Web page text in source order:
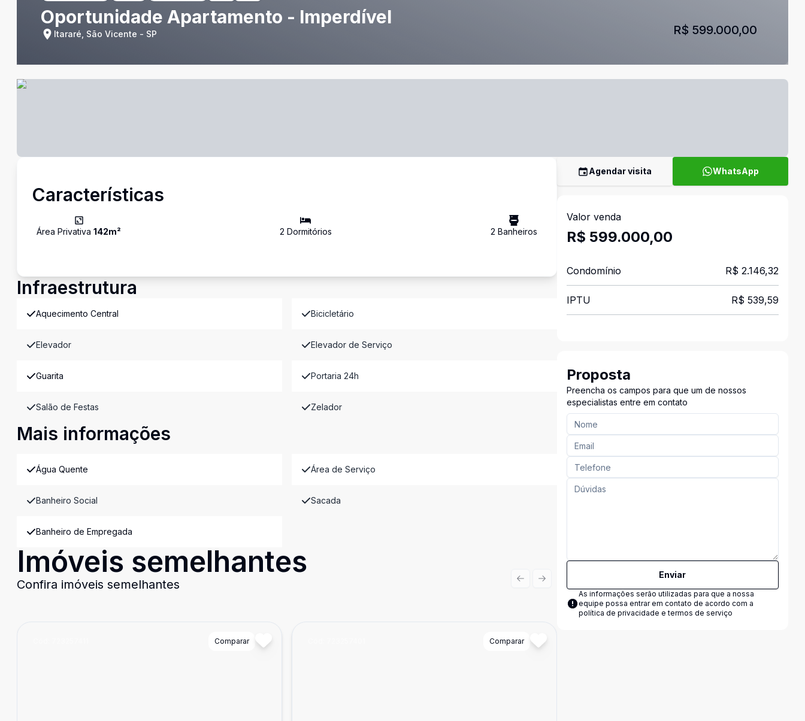
Oportunidade Apartamento - Imperdível
Itararé, São Vicente - SP R$ 599.000,00
Características
Área Privativa 142m² 2 Dormitórios 2 Banheiros
Infraestrutura
Aquecimento Central Bicicletário
Elevador Elevador de Serviço
Guarita Portaria 24h
Salão de Festas Zelador
Mais informações
Água Quente Área de Serviço
Banheiro Social Sacada
Banheiro de Empregada
Imóveis semelhantes
Confira imóveis semelhantes
Comparar Comparar
Previous slide
Next slide
Agendar visita WhatsApp
Valor venda
R$ 599.000,00
Condomínio R$ 2.146,32
IPTU R$ 539,59
Proposta
Preencha os campos para que um de nossos
especialistas entre em contato
Enviar
As informações serão utilizadas para que a nossa
equipe possa entrar em contato de acordo com a
política de privacidade e termos de serviço